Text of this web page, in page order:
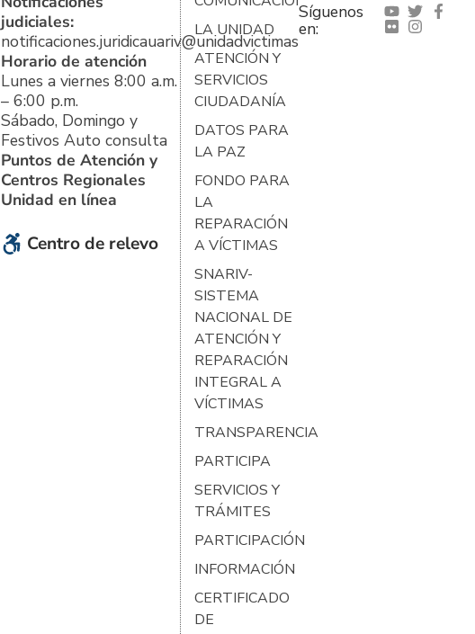
judiciales:
notificaciones.juridicauariv@unidadvictimas.gov.co
Horario de atención
Lunes a viernes 8:00 a.m.
– 6:00 p.m.
Sábado, Domingo y
Festivos Auto consulta
Puntos de Atención y
Centros Regionales
Unidad en línea
Centro de relevo
LA UNIDAD
ATENCIÓN Y
SERVICIOS
CIUDADANÍA
DATOS PARA
LA PAZ
FONDO PARA
LA
REPARACIÓN
A VÍCTIMAS
SNARIV-
SISTEMA
NACIONAL DE
ATENCIÓN Y
REPARACIÓN
INTEGRAL A
VÍCTIMAS
TRANSPARENCIA
PARTICIPA
SERVICIOS Y
TRÁMITES
PARTICIPACIÓN
INFORMACIÓN
CERTIFICADO
DE
Síguenos
en: